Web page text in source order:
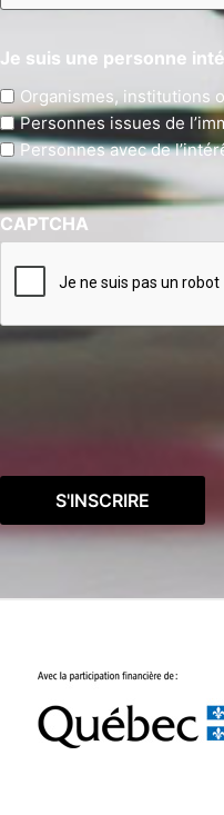
Je suis une personne
Organismes, institutions
Personnes issues de
Personnes avec de
CAPTCHA